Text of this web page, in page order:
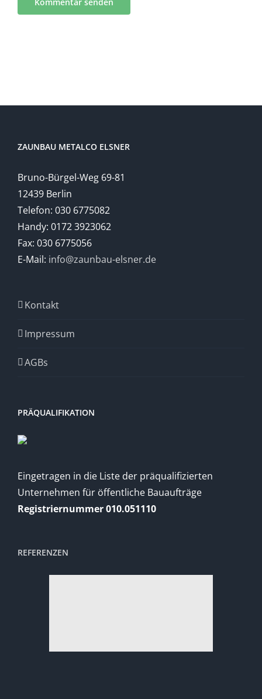
ZAUNBAU METALCO ELSNER
Bruno-Bürgel-Weg 69-81
12439 Berlin
Telefon: 030 6775082
Handy: 0172 3923062
Fax: 030 6775056
E-Mail: info@zaunbau-elsner.de
Kontakt
Impressum
AGBs
PRÄQUALIFIKATION
Eingetragen in die Liste der präqualifizierten
Unternehmen für öffentliche Bauaufträge
Registriernummer 010.051110
REFERENZEN